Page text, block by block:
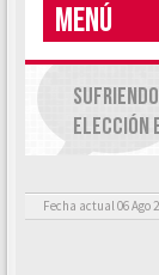
MENÚ
ELECCIÓN
Fecha actual 06 Ago